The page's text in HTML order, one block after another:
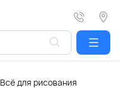
Всё для рисования